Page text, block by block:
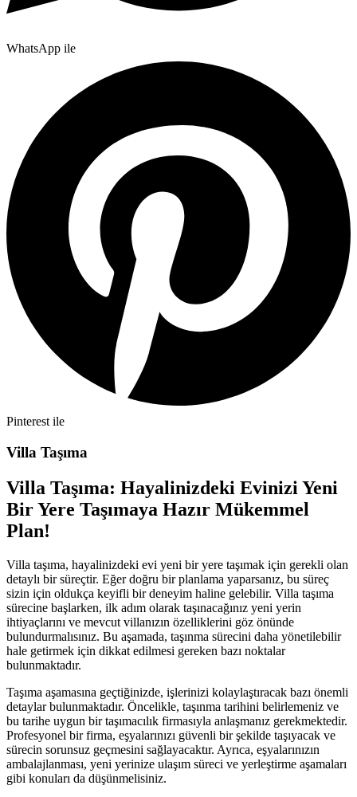
WhatsApp ile
Pinterest ile
Villa Taşıma
Villa Taşıma: Hayalinizdeki Evinizi Yeni
Bir Yere Taşımaya Hazır Mükemmel
Plan!
Villa taşıma, hayalinizdeki evi yeni bir yere taşımak için gerekli olan
detaylı bir süreçtir. Eğer doğru bir planlama yaparsanız, bu süreç
sizin için oldukça keyifli bir deneyim haline gelebilir. Villa taşıma
sürecine başlarken, ilk adım olarak taşınacağınız yeni yerin
ihtiyaçlarını ve mevcut villanızın özelliklerini göz önünde
bulundurmalısınız. Bu aşamada, taşınma sürecini daha yönetilebilir
hale getirmek için dikkat edilmesi gereken bazı noktalar
bulunmaktadır.
Taşıma aşamasına geçtiğinizde, işlerinizi kolaylaştıracak bazı önemli
detaylar bulunmaktadır. Öncelikle, taşınma tarihini belirlemeniz ve
bu tarihe uygun bir taşımacılık firmasıyla anlaşmanız gerekmektedir.
Profesyonel bir firma, eşyalarınızı güvenli bir şekilde taşıyacak ve
sürecin sorunsuz geçmesini sağlayacaktır. Ayrıca, eşyalarınızın
ambalajlanması, yeni yerinize ulaşım süreci ve yerleştirme aşamaları
gibi konuları da düşünmelisiniz.